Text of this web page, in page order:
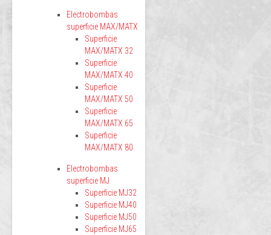
Electrobombas
superficie MAX/MATX
Superficie
MAX/MATX 32
Superficie
MAX/MATX 40
Superficie
MAX/MATX 50
Superficie
MAX/MATX 65
Superficie
MAX/MATX 80
Electrobombas
superficie MJ
Superficie MJ32
Superficie MJ40
Superficie MJ50
Superficie MJ65